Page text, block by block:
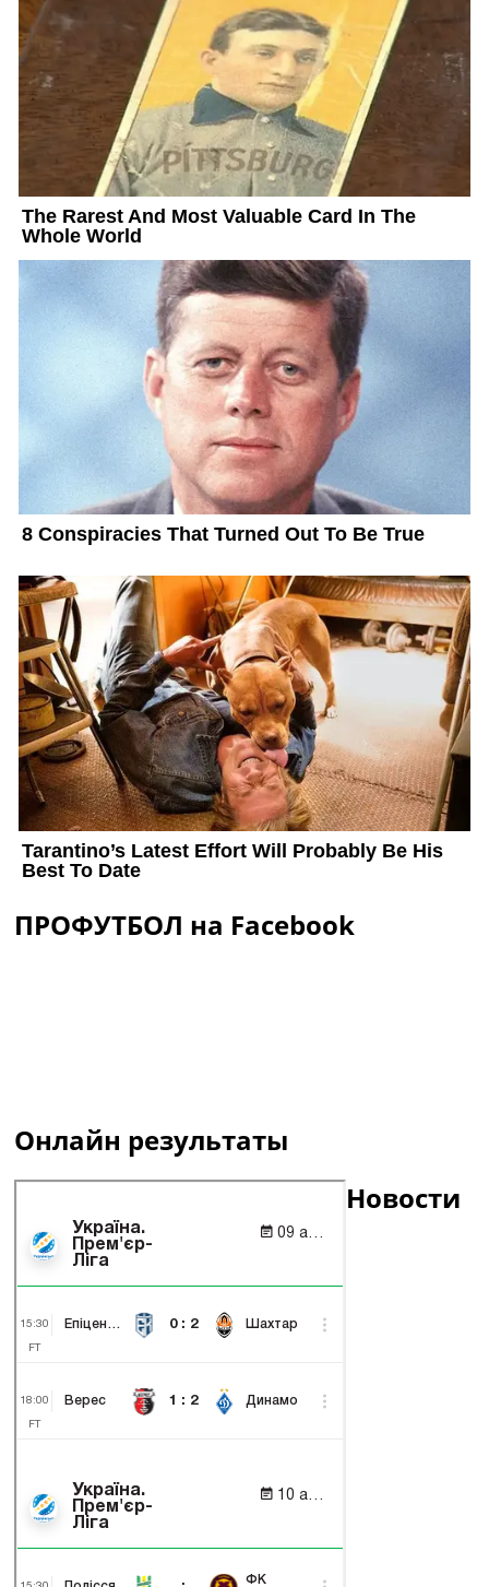
ПРОФУТБОЛ на Facebook
Онлайн результаты
Новости